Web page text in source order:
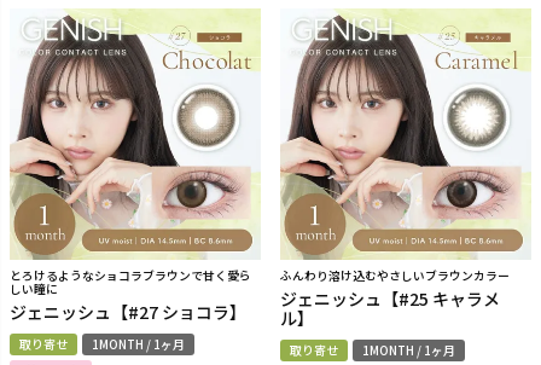
とろけるようなショコラブラウンで甘く愛ら
しい瞳に
ジェニッシュ【#27 ショコラ】
取り寄せ
1MONTH / 1ヶ月
ふんわり溶け込むやさしいブラウンカラー
ジェニッシュ【#25 キャラメ
ル】
取り寄せ
1MONTH / 1ヶ月